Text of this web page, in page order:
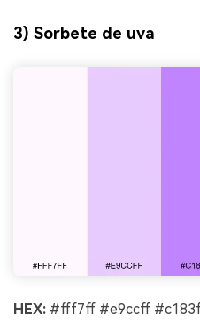
3) Sorbete de uva
HEX: #fff7ff #e9ccff